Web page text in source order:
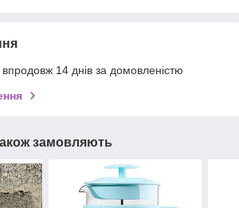
14 днів за домовленістю
замовляють